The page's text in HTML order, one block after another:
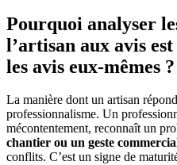
Pourquoi analyser
l’artisan aux avis
les avis eux-mêmes ?
La manière dont un artisan
professionnalisme. Un
mécontentement, reconnaît un
chantier ou un geste
conflits. C’est un signe de